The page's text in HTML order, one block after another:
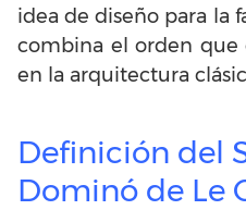
idea de diseño para la
combina el orden que
en la arquitectura
Definición del
Dominó de Le